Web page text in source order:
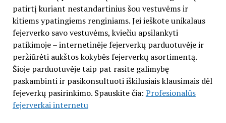
patirtį kuriant nestandartinius šou vestuvėms ir
kitiems ypatingiems renginiams. Jei ieškote unikalaus
fejerverko savo vestuvėms, kviečiu apsilankyti
patikimoje – internetinėje fejerverkų parduotuvėje ir
peržiūrėti aukštos kokybės fejerverkų asortimentą.
Šioje parduotuvėje taip pat rasite galimybę
paskambinti ir pasikonsultuoti iškilusiais klausimais dėl
fejeverkų pasirinkimo. Spauskite čia: Profesionalūs
fejerverkai internetu